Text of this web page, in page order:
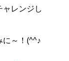
ャレンジし
に～！(^^♪